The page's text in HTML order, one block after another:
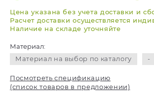
Цена указана без учета доставки и
Расчет доставки осуществляется
Наличие на складе уточняйте
Материал:
Материал на выбор по каталогу
-
Посмотреть спецификацию
(список товаров в предложении)